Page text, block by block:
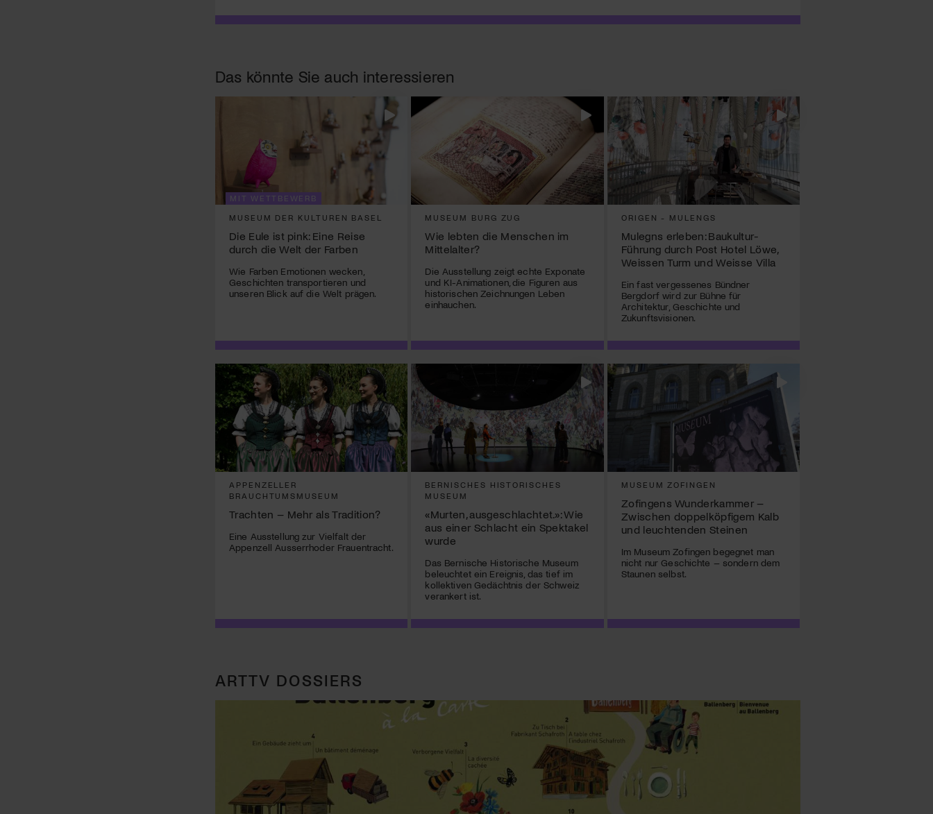
Das könnte Sie auch interessieren
MIT WETTBEWERB
MUSEUM DER KULTUREN BASEL
Die Eule ist pink: Eine Reise
durch die Welt der Farben
Wie Farben Emotionen wecken,
Geschichten transportieren und
unseren Blick auf die Welt prägen.
MUSEUM BURG ZUG
Wie lebten die Menschen im
Mittelalter?
Die Ausstellung zeigt echte Exponate
und KI-Animationen, die Figuren aus
historischen Zeichnungen Leben
einhauchen.
ORIGEN - MULENGS
Mulegns erleben: Baukultur-
Führung durch Post Hotel Löwe,
Weissen Turm und Weisse Villa
Ein fast vergessenes Bündner
Bergdorf wird zur Bühne für
Architektur, Geschichte und
Zukunftsvisionen.
APPENZELLER
BRAUCHTUMSMUSEUM
Trachten – Mehr als Tradition?
Eine Ausstellung zur Vielfalt der
Appenzell Ausserrhoder Frauentracht.
BERNISCHES HISTORISCHES
MUSEUM
«Murten, ausgeschlachtet.»: Wie
aus einer Schlacht ein Spektakel
wurde
Das Bernische Historische Museum
beleuchtet ein Ereignis, das tief im
kollektiven Gedächtnis der Schweiz
verankert ist.
MUSEUM ZOFINGEN
Zofingens Wunderkammer –
Zwischen doppelköpfigem Kalb
und leuchtenden Steinen
Im Museum Zofingen begegnet man
nicht nur Geschichte – sondern dem
Staunen selbst.
ARTTV DOSSIERS